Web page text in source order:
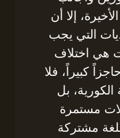
إلا أن
التي يجب
هي اختلاف
كبيراً، فلا
بل
مستمرة
مشتركة